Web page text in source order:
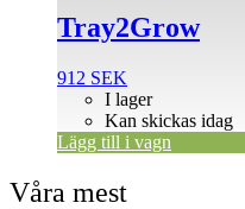
Tray2Grow
912 SEK
I lager
Kan skickas idag
Lägg till i vagn
Våra mest